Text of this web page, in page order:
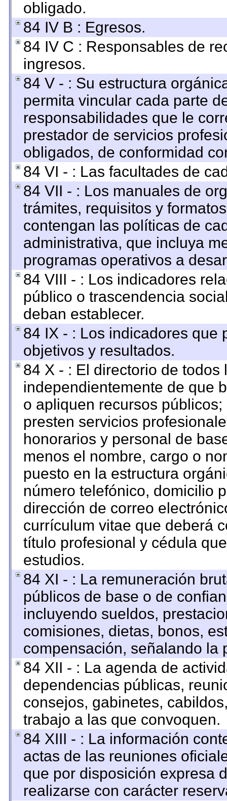
obligado.
84 IV B : Egresos.
84 IV C : Responsables de
ingresos.
84 V - : Su estructura
permita vincular cada parte
responsabilidades que le
prestador de servicios
obligados, de conformidad
84 VI - : Las facultades de
84 VII - : Los manuales de
trámites, requisitos y
contengan las políticas de
administrativa, que incluya
programas operativos a
84 VIII - : Los indicadores
público o trascendencia
deban establecer.
84 IX - : Los indicadores que
objetivos y resultados.
84 X - : El directorio de
independientemente de que
o apliquen recursos
presten servicios
honorarios y personal de
menos el nombre, cargo o
puesto en la estructura
número telefónico, domicilio
dirección de correo
currículum vitae que deberá
título profesional y cédula
estudios.
84 XI - : La remuneración
públicos de base o de
incluyendo sueldos,
comisiones, dietas, bonos,
compensación, señalando la
84 XII - : La agenda de
dependencias públicas,
consejos, gabinetes,
trabajo a las que convoquen.
84 XIII - : La información
actas de las reuniones
que por disposición expresa
realizarse con carácter